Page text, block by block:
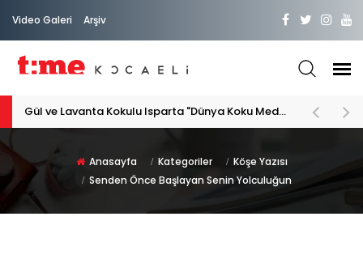
Video Galeri Arşiv
Gül ve Lavanta Kokulu Isparta "Dünya Koku Medeniyeti"
Anasayfa Kategoriler
Köşe Yazısı
Senden Önce Başlayan Senin Yolculuğun